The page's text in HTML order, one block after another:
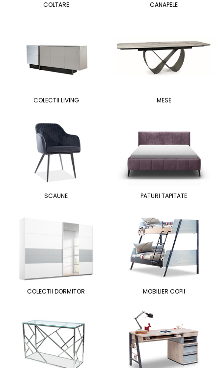
COLTARE CANAPELE
COLECTII LIVING MESE
SCAUNE PATURI TAPITATE
COLECTII DORMITOR MOBILIER COPII